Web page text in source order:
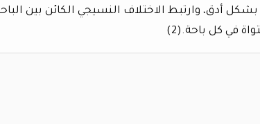
أدق، وارتبط الاختلاف النسيجي الكائن بين
في كل باحة.(2)